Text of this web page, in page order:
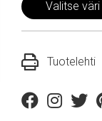
Valitse väri
Tuotelehti
FacebookInstagram